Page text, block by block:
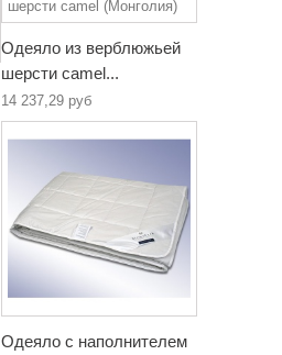
Одеяло из верблюжьей
шерсти camel...
14 237,29 руб
Одеяло с наполнителем